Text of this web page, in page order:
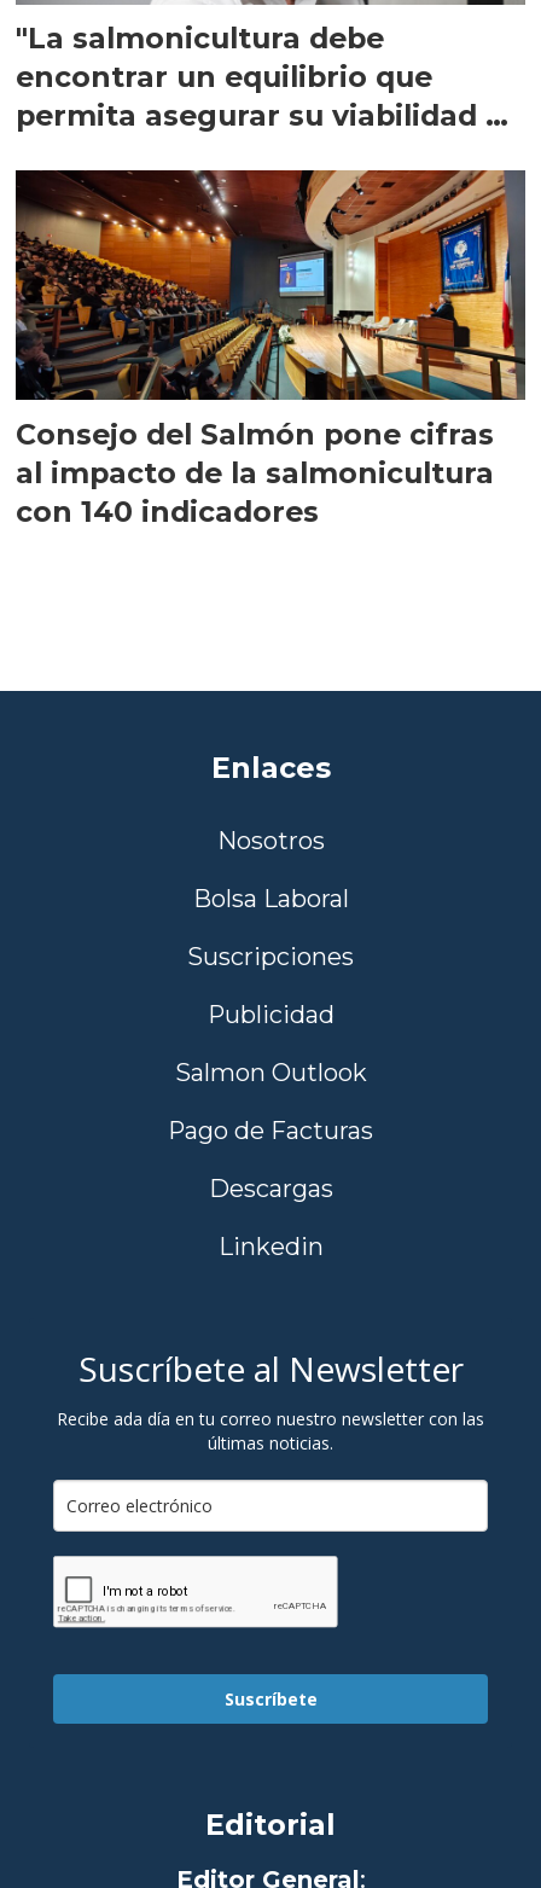
"La salmonicultura debe
encontrar un equilibrio que
permita asegurar su viabilidad de
Consejo del Salmón pone cifras
al impacto de la salmonicultura
con 140 indicadores
Enlaces
Nosotros
Bolsa Laboral
Suscripciones
Publicidad
Salmon Outlook
Pago de Facturas
Descargas
Linkedin
Suscríbete al Newsletter
Recibe ada día en tu correo nuestro newsletter con las
últimas noticias.
Suscríbete
Editorial
Editor General: